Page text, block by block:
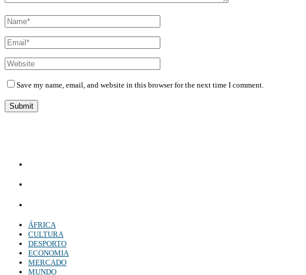
Save my name, email, and website in this browser for the next time I comment.
ÁFRICA
CULTURA
DESPORTO
ECONOMIA
MERCADO
MUNDO